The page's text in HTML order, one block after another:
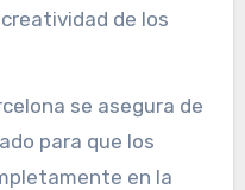
de los
se asegura de
para que los
en la